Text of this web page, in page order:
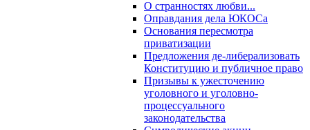
О странностях любви...
Оправдания дела ЮКОСа
Основания пересмотра
приватизации
Предложения де-либерализовать
Конституцию и публичное право
Призывы к ужесточению
уголовного и уголовно-
процессуального
законодательства